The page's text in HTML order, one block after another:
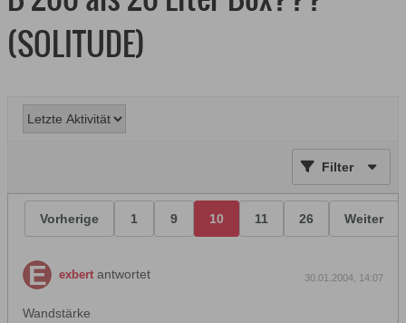
(SOLITUDE)
Filter
Vorherige 1 9 10 11 26 Weiter
exbert antwortet 30.01.2004, 14:07
Wandstärke